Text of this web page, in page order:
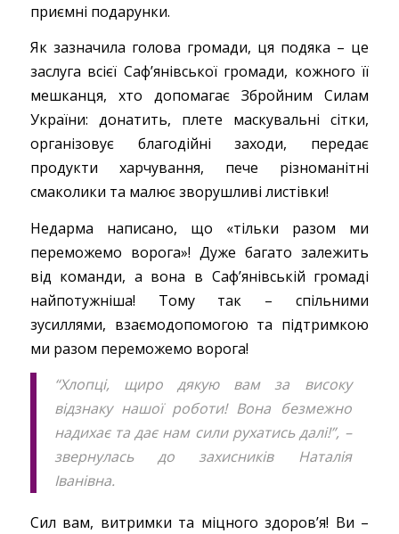
приємні подарунки.
Як зазначила голова громади, ця подяка – це
заслуга всієї Саф’янівської громади, кожного її
мешканця, хто допомагає Збройним Силам
України: донатить, плете маскувальні сітки,
організовує благодійні заходи, передає
продукти харчування, пече різноманітні
смаколики та малює зворушливі листівки!
Недарма написано, що «тільки разом ми
переможемо ворога»! Дуже багато залежить
від команди, а вона в Саф’янівській громаді
найпотужніша! Тому так – спільними
зусиллями, взаємодопомогою та підтримкою
ми разом переможемо ворога!
“Хлопці, щиро дякую вам за високу
відзнаку нашої роботи! Вона безмежно
надихає та дає нам сили рухатись далі!”, –
звернулась до захисників Наталія
Іванівна.
Сил вам, витримки та міцного здоров’я! Ви –